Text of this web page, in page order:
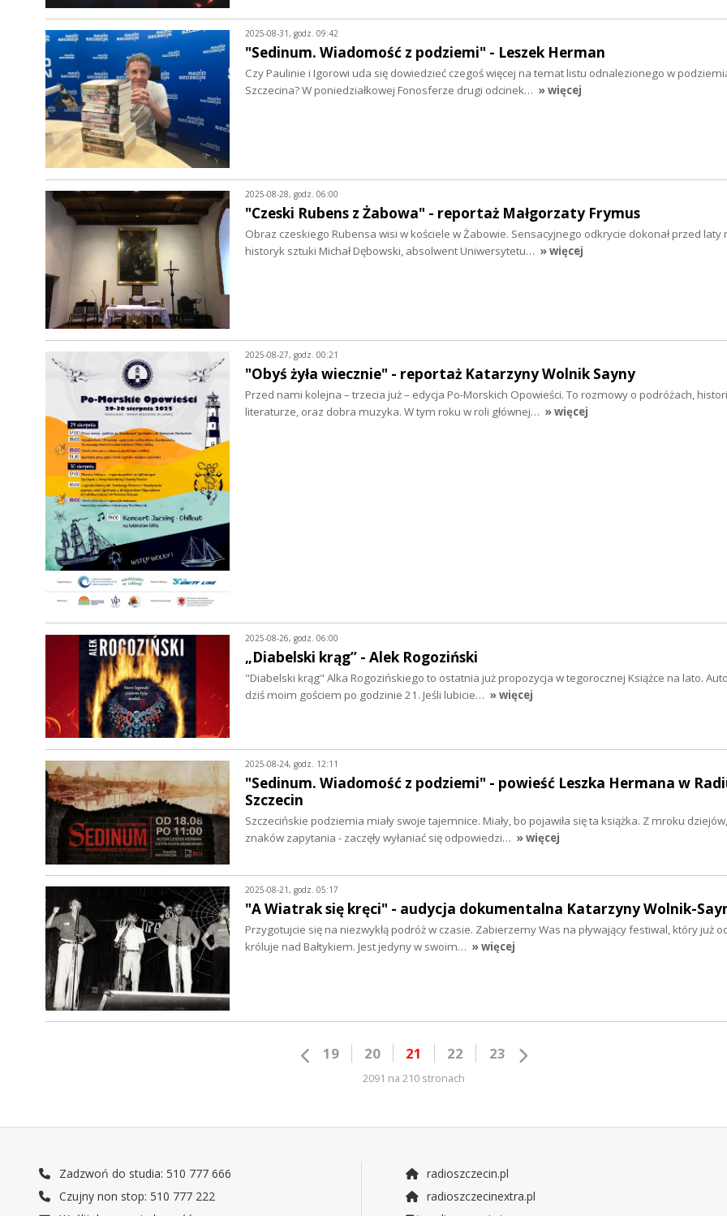
2025-08-31, godz. 09:42
"Sedinum. Wiadomość z podziemi" - Leszek Herman
Czy Paulinie i Igorowi uda się dowiedzieć czegoś więcej na temat listu odnalezionego w
Szczecina? W poniedziałkowej Fonosferze drugi odcinek… » więcej
2025-08-28, godz. 06:00
"Czeski Rubens z Żabowa" - reportaż Małgorzaty Frymus
Obraz czeskiego Rubensa wisi w kościele w Żabowie. Sensacyjnego odkrycie dokonał przed laty
historyk sztuki Michał Dębowski, absolwent Uniwersytetu… » więcej
2025-08-27, godz. 00:21
"Obyś żyła wiecznie" - reportaż Katarzyny Wolnik Sayny
Przed nami kolejna – trzecia już – edycja Po-Morskich Opowieści. To rozmowy o podróżach,
literaturze, oraz dobra muzyka. W tym roku w roli głównej… » więcej
2025-08-26, godz. 06:00
„Diabelski krąg” - Alek Rogoziński
"Diabelski krąg" Alka Rogozińskiego to ostatnia już propozycja w tegorocznej Książce na lato.
dziś moim gościem po godzinie 21. Jeśli lubicie… » więcej
2025-08-24, godz. 12:11
"Sedinum. Wiadomość z podziemi" - powieść Leszka Hermana w
Szczecin
Szczecińskie podziemia miały swoje tajemnice. Miały, bo pojawiła się ta książka. Z mroku
znaków zapytania - zaczęły wyłaniać się odpowiedzi… » więcej
2025-08-21, godz. 05:17
"A Wiatrak się kręci" - audycja dokumentalna Katarzyny Wolnik-
Przygotujcie się na niezwykłą podróż w czasie. Zabierzemy Was na pływający festiwal, który już
króluje nad Bałtykiem. Jest jedyny w swoim… » więcej
19 20 21 22 23
2091 na 210 stronach
Zadzwoń do studia: 510 777 666
Czujny non stop: 510 777 222
radioszczecin.pl
radioszczecinextra.pl